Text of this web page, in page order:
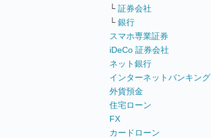
└ 証券会社
└ 銀行
スマホ専業証券
iDeCo 証券会社
ネット銀行
インターネットバンキング
外貨預金
住宅ローン
FX
カードローン